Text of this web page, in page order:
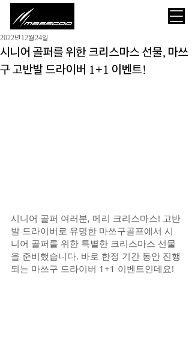
시니어 골퍼를 위한 크리스마스 선물, 마쓰
구 고반발 드라이버 1+1 이벤트!
2022년 12월 24일
시니어 골퍼 여러분, 메리 크리스마스! 고반
발 드라이버로 유명한 마쓰구골프에서 시
니어 골퍼를 위한 특별한 크리스마스 선물
을 준비했습니다. 바로 한정 기간 동안 진행
되는 마쓰구 드라이버 1+1 이벤트인데요!